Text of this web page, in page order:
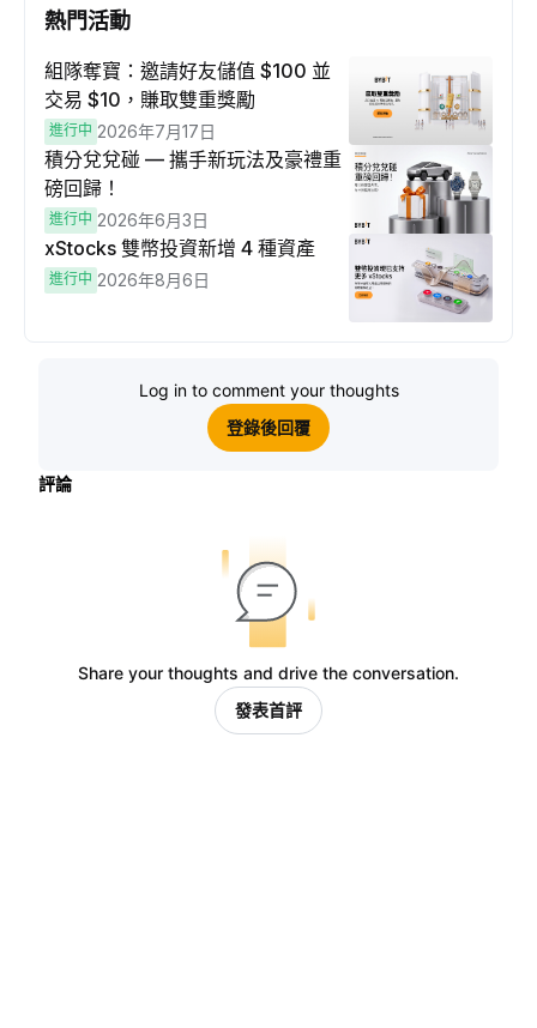
熱門活動
組隊奪寶：邀請好友儲值 $100 並
交易 $10，賺取雙重獎勵
進行中 2026年7月17日
積分兌兌碰 — 攜手新玩法及豪禮重
磅回歸！
進行中 2026年6月3日
xStocks 雙幣投資新增 4 種資產
進行中 2026年8月6日
Log in to comment your thoughts
登錄後回覆
評論
Share your thoughts and drive the conversation.
發表首評